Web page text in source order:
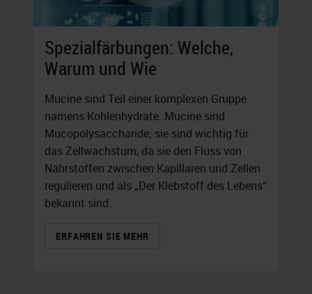
Spezialfärbungen: Welche,
Warum und Wie
Mucine sind Teil einer komplexen Gruppe
namens Kohlenhydrate. Mucine sind
Mucopolysaccharide; sie sind wichtig für
das Zellwachstum, da sie den Fluss von
Nährstoffen zwischen Kapillaren und Zellen
regulieren und als „Der Klebstoff des Lebens“
bekannt sind.
ERFAHREN SIE MEHR